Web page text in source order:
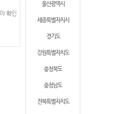
울산광역시
세종특별자치시
경기도
강원특별자치도
충청북도
충청남도
전북특별자치도
확인